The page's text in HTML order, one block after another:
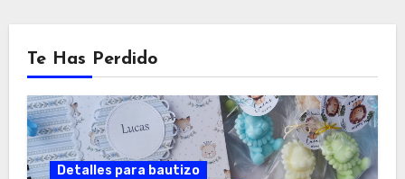
Te Has Perdido
Detalles para bautizo